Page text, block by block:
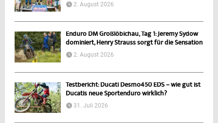
2. August 2026
Enduro DM Großlöbichau, Tag 1: Jeremy Sydow
dominiert, Henry Strauss sorgt für die Sensation
2. August 2026
Testbericht: Ducati Desmo450 EDS – wie gut ist
Ducatis neue Sportenduro wirklich?
31. Juli 2026